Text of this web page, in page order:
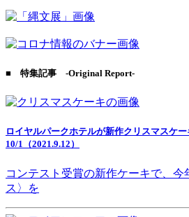
■ 特集記事 -Original Report-
ロイヤルパークホテルが新作クリスマスケ
10/1（2021.9.12）
コンテスト受賞の新作ケーキで、今
ス〉を